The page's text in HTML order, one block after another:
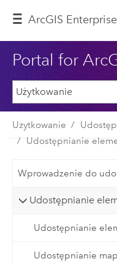
ArcGIS Enterprise
Portal for
Użytkowanie
Udostępnianie
Wprowadzenie do
Udostępnianie
Udostępnianie
Udostępnianie